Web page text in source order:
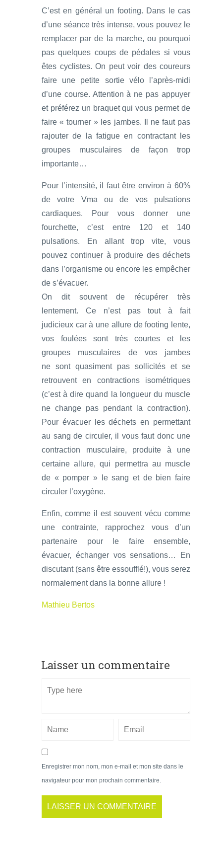
C’est en général un footing. Dans le cas
d’une séance très intense, vous pouvez le
remplacer par de la marche, ou pourquoi
pas quelques coups de pédales si vous
êtes cyclistes. On peut voir des coureurs
faire une petite sortie vélo l’après-midi
d’une course. Attention à ne pas appuyer
et préférez un braquet qui vous permet de
faire « tourner » les jambes. Il ne faut pas
rajouter de la fatigue en contractant les
groupes musculaires de façon trop
importante…
Pour l’intensité, il faut être environ à 60%
de votre Vma ou de vos pulsations
cardiaques. Pour vous donner une
fourchette, c’est entre 120 et 140
pulsations. En allant trop vite, vous
pouvez continuer à produire des déchets
dans l’organisme ou encore les empêcher
de s’évacuer.
On dit souvent de récupérer très
lentement. Ce n’est pas tout à fait
judicieux car à une allure de footing lente,
vos foulées sont très courtes et les
groupes musculaires de vos jambes
ne sont quasiment pas sollicités et se
retrouvent en contractions isométriques
(c’est à dire quand la longueur du muscle
ne change pas pendant la contraction).
Pour évacuer les déchets en permettant
au sang de circuler, il vous faut donc une
contraction musculaire, produite à une
certaine allure, qui permettra au muscle
de « pomper » le sang et de bien faire
circuler l’oxygène.
Enfin, comme il est souvent vécu comme
une contrainte, rapprochez vous d’un
partenaire pour le faire ensemble,
évacuer, échanger vos sensations… En
discutant (sans être essoufflé!), vous serez
normalement dans la bonne allure !
Mathieu Bertos
Laisser un commentaire
Enregistrer mon nom, mon e-mail et mon site dans le
navigateur pour mon prochain commentaire.